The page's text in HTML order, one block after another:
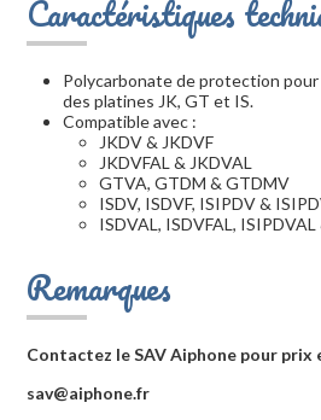
Caractéristiques
Polycarbonate de protection
des platines JK, GT et IS.
Compatible avec :
JKDV & JKDVF
JKDVFAL & JKDVAL
GTVA, GTDM & GTDMV
ISDV, ISDVF, ISIPDV &
ISDVAL, ISDVFAL,
Remarques
Contactez le SAV Aiphone pour prix
sav@aiphone.fr